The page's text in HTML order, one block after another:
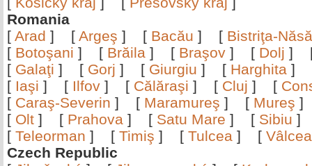
Romania
[ Arad ] [ Argeş ] [ Bacău ] [ Bistriţa-
[ Botoşani ] [ Brăila ] [ Braşov ] [ Dolj ]
[ Galaţi ] [ Gorj ] [ Giurgiu ] [ Harghita ]
[ Iaşi ] [ Ilfov ] [ Călăraşi ] [ Cluj ] [
[ Caraş-Severin ] [ Maramureş ] [ Mureş
[ Olt ] [ Prahova ] [ Satu Mare ] [ Sibiu
[ Teleorman ] [ Timiş ] [ Tulcea ] [
Czech Republic